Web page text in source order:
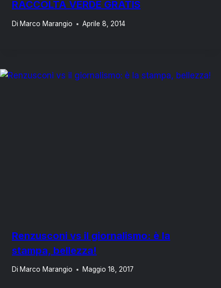
RACCOLTA VERDE GRATIS
Di Marco Marangio Aprile 8, 2014
Renzusconi vs il giornalismo: è la
stampa, bellezza!
Di Marco Marangio Maggio 18, 2017